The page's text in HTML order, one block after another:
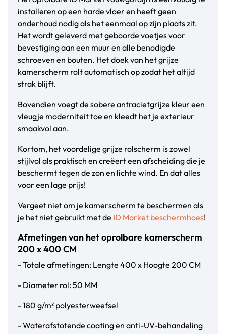
installeren op een harde vloer en heeft geen
onderhoud nodig als het eenmaal op zijn plaats zit.
Het wordt geleverd met geboorde voetjes voor
bevestiging aan een muur en alle benodigde
schroeven en bouten. Het doek van het grijze
kamerscherm rolt automatisch op zodat het altijd
strak blijft.
Bovendien voegt de sobere antracietgrijze kleur een
vleugje moderniteit toe en kleedt het je exterieur
smaakvol aan.
Kortom, het voordelige grijze rolscherm is zowel
stijlvol als praktisch en creëert een afscheiding die je
beschermt tegen de zon en lichte wind. En dat alles
voor een lage prijs!
Vergeet niet om je kamerscherm te beschermen als
je het niet gebruikt met de ID Market beschermhoes!
Afmetingen van het oprolbare kamerscherm
200 x 400 CM
- Totale afmetingen: Lengte 400 x Hoogte 200 CM
- Diameter rol: 50 MM
- 180 g/m² polyesterweefsel
- Waterafstotende coating en anti-UV-behandeling